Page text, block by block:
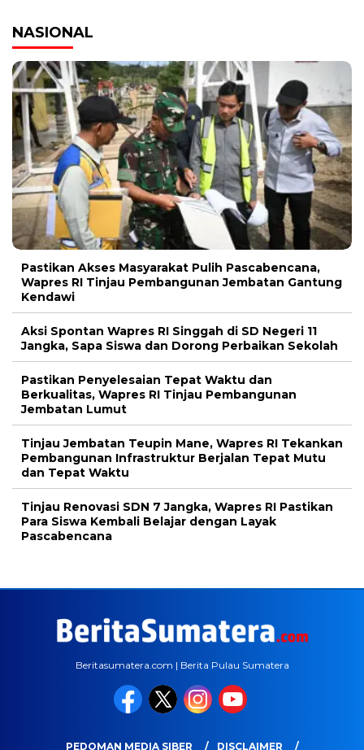
NASIONAL
Pastikan Akses Masyarakat Pulih Pascabencana,
Wapres RI Tinjau Pembangunan Jembatan Gantung
Kendawi
Aksi Spontan Wapres RI Singgah di SD Negeri 11
Jangka, Sapa Siswa dan Dorong Perbaikan Sekolah
Pastikan Penyelesaian Tepat Waktu dan
Berkualitas, Wapres RI Tinjau Pembangunan
Jembatan Lumut
Tinjau Jembatan Teupin Mane, Wapres RI Tekankan
Pembangunan Infrastruktur Berjalan Tepat Mutu
dan Tepat Waktu
Tinjau Renovasi SDN 7 Jangka, Wapres RI Pastikan
Para Siswa Kembali Belajar dengan Layak
Pascabencana
Beritasumatera.com | Berita Pulau Sumatera
PEDOMAN MEDIA SIBER DISCLAIMER